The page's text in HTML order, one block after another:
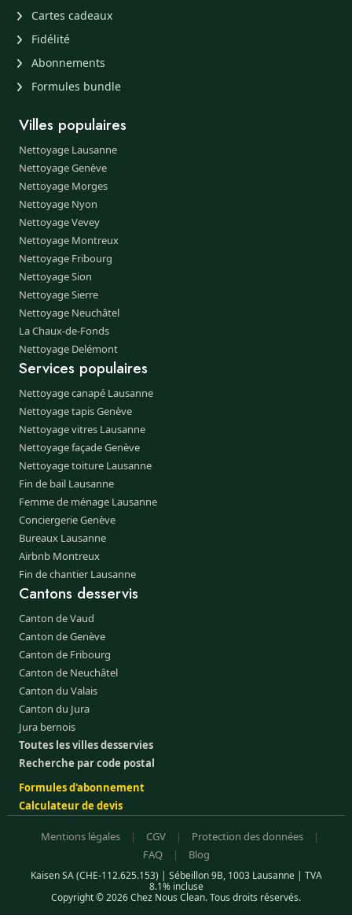
Cartes cadeaux
Fidélité
Abonnements
Formules bundle
Villes populaires
Nettoyage Lausanne
Nettoyage Genève
Nettoyage Morges
Nettoyage Nyon
Nettoyage Vevey
Nettoyage Montreux
Nettoyage Fribourg
Nettoyage Sion
Nettoyage Sierre
Nettoyage Neuchâtel
La Chaux-de-Fonds
Nettoyage Delémont
Services populaires
Nettoyage canapé Lausanne
Nettoyage tapis Genève
Nettoyage vitres Lausanne
Nettoyage façade Genève
Nettoyage toiture Lausanne
Fin de bail Lausanne
Femme de ménage Lausanne
Conciergerie Genève
Bureaux Lausanne
Airbnb Montreux
Fin de chantier Lausanne
Cantons desservis
Canton de Vaud
Canton de Genève
Canton de Fribourg
Canton de Neuchâtel
Canton du Valais
Canton du Jura
Jura bernois
Toutes les villes desservies
Recherche par code postal
Formules d'abonnement
Calculateur de devis
Mentions légales | CGV | Protection des données
|
FAQ
| Blog
Kaisen SA (CHE-112.625.153) | Sébeillon 9B, 1003 Lausanne | TVA
8.1% incluse
Copyright © 2026 Chez Nous Clean. Tous droits réservés.